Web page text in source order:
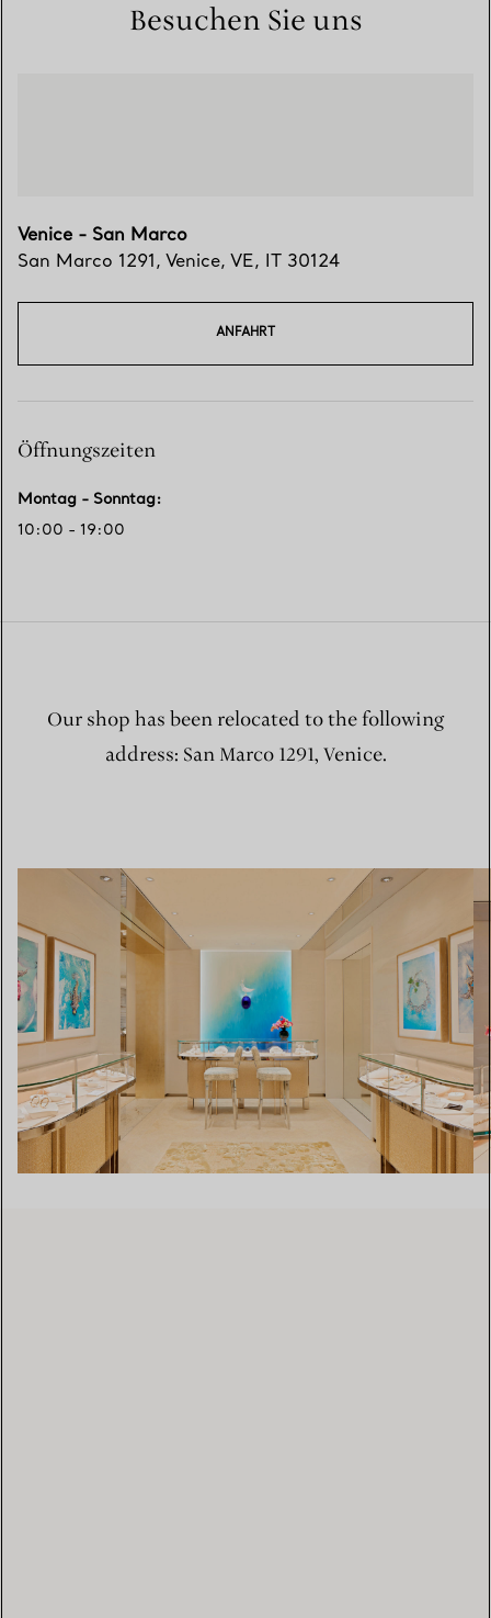
Besuchen Sie uns
Venice - San Marco
San Marco 1291, Venice, VE, IT 30124
ANFAHRT
Öffnungszeiten
Montag - Sonntag:
10:00 - 19:00
Our shop has been relocated to the following
address: San Marco 1291, Venice.